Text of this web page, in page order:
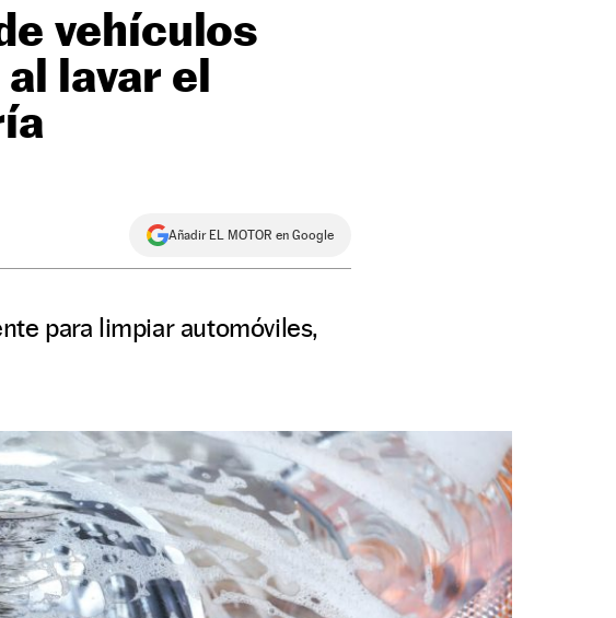
vehículos
lavar el
Añadir EL MOTOR en Google
para limpiar automóviles,